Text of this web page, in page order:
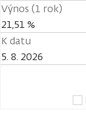
Výnos (1 rok)
21,51 %
K datu
5. 8. 2026